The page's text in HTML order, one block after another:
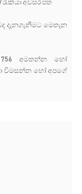
අවසර පත
දැනගැනීමට මෙතැන
756 අමතන්න හෝ
විමසන්න හෝ අපගේ